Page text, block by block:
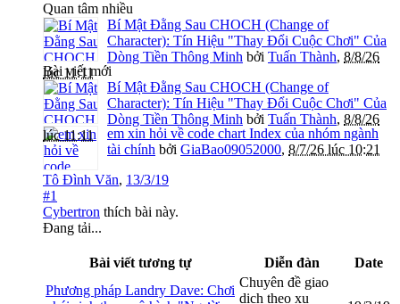
Quan tâm nhiều
Bí Mật Đằng Sau CHOCH (Change of
Character): Tín Hiệu "Thay Đổi Cuộc Chơi" Của
Dòng Tiền Thông Minh bởi Tuấn Thành, 8/8/26
lúc 11:11
Bài viết mới
Bí Mật Đằng Sau CHOCH (Change of
Character): Tín Hiệu "Thay Đổi Cuộc Chơi" Của
Dòng Tiền Thông Minh bởi Tuấn Thành, 8/8/26
lúc 11:11
em xin hỏi về code chart Index của nhóm ngành
tài chính bởi GiaBao09052000, 8/7/26 lúc 10:21
Tô Đình Văn, 13/3/19
#1
Cybertron thích bài này.
Đang tải...
Bài viết tương tự Diễn đàn
Date
Phương pháp Landry Dave: Chơi
Chuyên đề giao
dịch theo xu